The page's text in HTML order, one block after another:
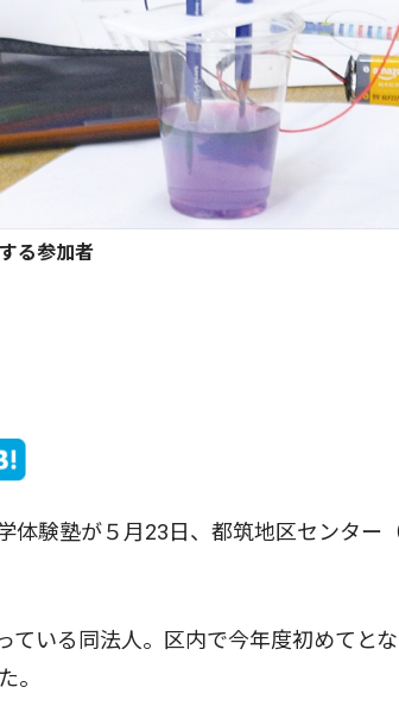
る参加者
験塾が５月23日、都筑地区センター
いる同法人。区内で今年度初めてとな
。